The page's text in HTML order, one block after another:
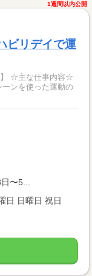
1週間以内公開
ビリデイで運
☆
ーンを使った運動の
〜5...
日 日曜日 祝日